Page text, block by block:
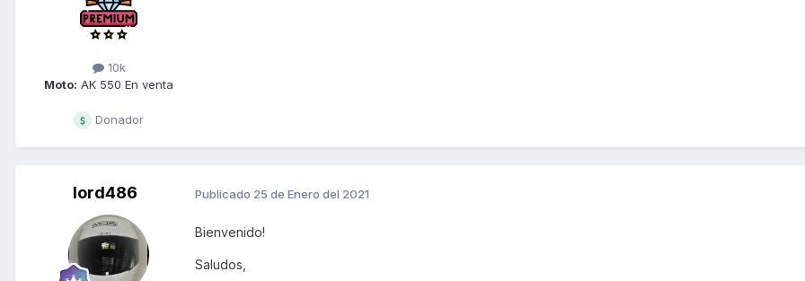
10k
Moto: AK 550 En venta
Donador
lord486 Publicado 25 de Enero del 2021
Bienvenido!
Saludos,